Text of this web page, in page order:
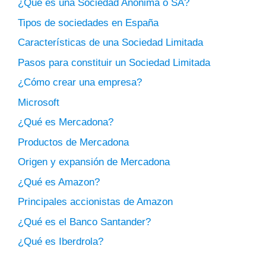
¿Qué es una Sociedad Anónima o SA?
Tipos de sociedades en España
Características de una Sociedad Limitada
Pasos para constituir un Sociedad Limitada
¿Cómo crear una empresa?
Microsoft
¿Qué es Mercadona?
Productos de Mercadona
Origen y expansión de Mercadona
¿Qué es Amazon?
Principales accionistas de Amazon
¿Qué es el Banco Santander?
¿Qué es Iberdrola?